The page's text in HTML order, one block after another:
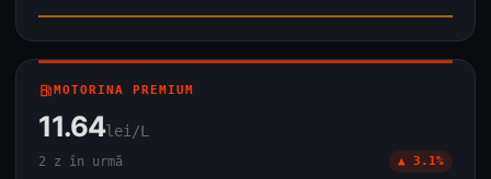
local_gas_stationMOTORINA PREMIUM
11.64lei/L
2 z în urmă ▲ 3.1%